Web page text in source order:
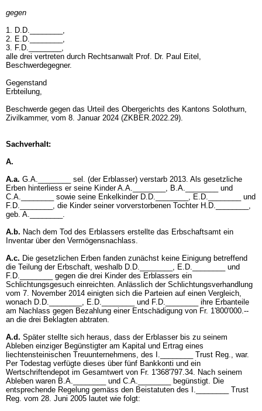
gegen
1. D.D.________,
2. E.D.________,
3. F.D.________,
alle drei vertreten durch Rechtsanwalt Prof. Dr. Paul Eitel,
Beschwerdegegner.
Gegenstand
Erbteilung,
Beschwerde gegen das Urteil des Obergerichts des Kantons Solothurn,
Zivilkammer, vom 8. Januar 2024 (ZKBER.2022.29).
Sachverhalt:
A.
A.a. G.A.________ sel. (der Erblasser) verstarb 2013. Als gesetzliche
Erben hinterliess er seine Kinder A.A.________, B.A.________ und
C.A.________ sowie seine Enkelkinder D.D.________, E.D.________ und
F.D.________, die Kinder seiner vorverstorbenen Tochter H.D.________,
geb. A.________.
A.b. Nach dem Tod des Erblassers erstellte das Erbschaftsamt ein
Inventar über den Vermögensnachlass.
A.c. Die gesetzlichen Erben fanden zunächst keine Einigung betreffend
die Teilung der Erbschaft, weshalb D.D.________, E.D.________ und
F.D.________ gegen die drei Kinder des Erblassers ein
Schlichtungsgesuch einreichten. Anlässlich der Schlichtungsverhandlung
vom 7. November 2014 einigten sich die Parteien auf einen Vergleich,
wonach D.D.________, E.D.________ und F.D.________ ihre Erbanteile
am Nachlass gegen Bezahlung einer Entschädigung von Fr. 1'800'000.--
an die drei Beklagten abtraten.
A.d. Später stellte sich heraus, dass der Erblasser bis zu seinem
Ableben einziger Begünstigter am Kapital und Ertrag eines
liechtensteinischen Treuunternehmens, des I.________ Trust Reg., war.
Per Todestag verfügte dieses über fünf Bankkonti und ein
Wertschriftendepot im Gesamtwert von Fr. 1'368'797.34. Nach seinem
Ableben waren B.A.________ und C.A.________ begünstigt. Die
entsprechende Regelung gemäss den Beistatuten des I.________ Trust
Reg. vom 28. Juni 2005 lautet wie folgt: